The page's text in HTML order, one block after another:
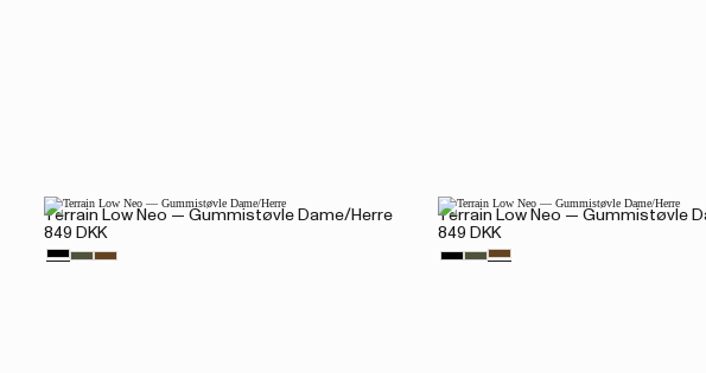
Terrain Low Neo — Gummistøvle Dame/Herre
849 DKK
Terrain Low Neo — Gummistøvle
849 DKK